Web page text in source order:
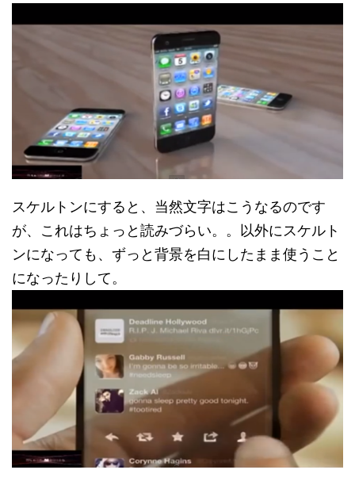
スケルトンにすると、当然文字はこうなるのです
が、これはちょっと読みづらい。。以外にスケルト
ンになっても、ずっと背景を白にしたまま使うこと
になったりして。